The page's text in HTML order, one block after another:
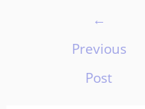
←
Previous
Post